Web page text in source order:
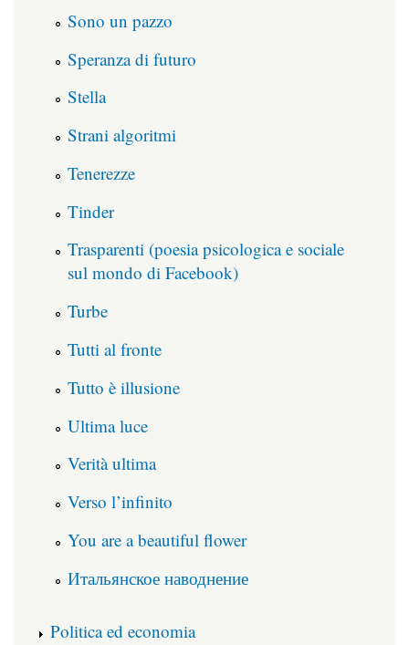
Sono un pazzo
Speranza di futuro
Stella
Strani algoritmi
Tenerezze
Tinder
Trasparenti (poesia psicologica e sociale
sul mondo di Facebook)
Turbe
Tutti al fronte
Tutto è illusione
Ultima luce
Verità ultima
Verso l’infinito
You are a beautiful flower
Итальянское наводнение
Politica ed economia